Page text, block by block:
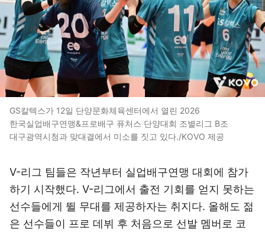
GS칼텍스가 12일 단양문화체육센터에서 열린 2026
한국실업배구연맹&프로배구 퓨처스 단양대회 조별리그 B조
대구광역시청과 맞대결에서 미소를 짓고 있다./KOVO 제공
V-리그 팀들은 작년부터 실업배구연맹 대회에 참가
하기 시작했다. V-리그에서 출전 기회를 얻지 못하는
선수들에게 뛸 무대를 제공하자는 취지다. 올해도 젊
은 선수들이 프로 데뷔 후 처음으로 선발 멤버로 코